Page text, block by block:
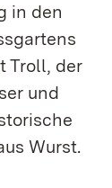
in den
Troll, der
und
Wurst.